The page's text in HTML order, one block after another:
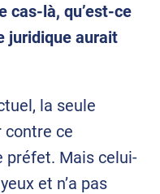
cas-là, qu’est-ce
juridique aurait
la seule
contre ce
préfet. Mais celui-
et n’a pas